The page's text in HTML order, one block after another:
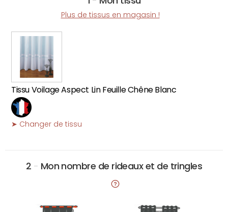
Plus de tissus en magasin !
Tissu Voilage Aspect Lin Feuille Chêne Blanc
➤ Changer de tissu
2 - Mon nombre de rideaux et de tringles